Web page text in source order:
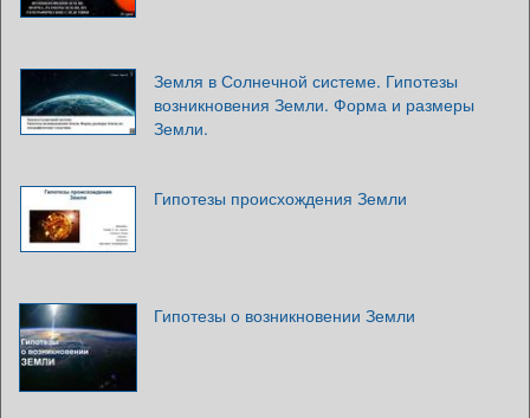
Земля в Солнечной системе. Гипотезы
возникновения Земли. Форма и размеры
Земли.
Гипотезы происхождения Земли
Гипотезы о возникновении Земли